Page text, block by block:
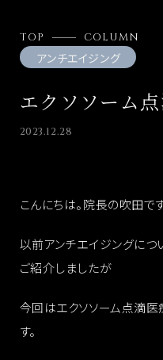
TOP COLUMN
アンチエイジング
エクソソーム
2023.12.28
こんにちは。院長の吹田です
以前アンチエイジングに
ご紹介しましたが
今回はエクソソーム点滴医
す。